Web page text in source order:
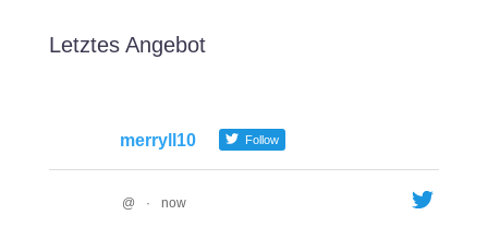
Letztes Angebot
merryll10 Follow
@ · now